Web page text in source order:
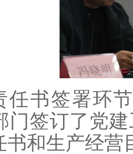
任书签署环
门签订了党
书和生产经营